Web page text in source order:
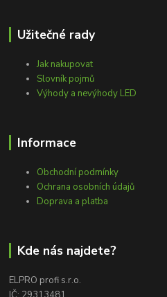
Užitečné rady
Jak nakupovat
Slovník pojmů
Výhody a nevýhody LED
Informace
Obchodní podmínky
Ochrana osobních údajů
Doprava a platba
Kde nás najdete?
ELPRO profi s.r.o.